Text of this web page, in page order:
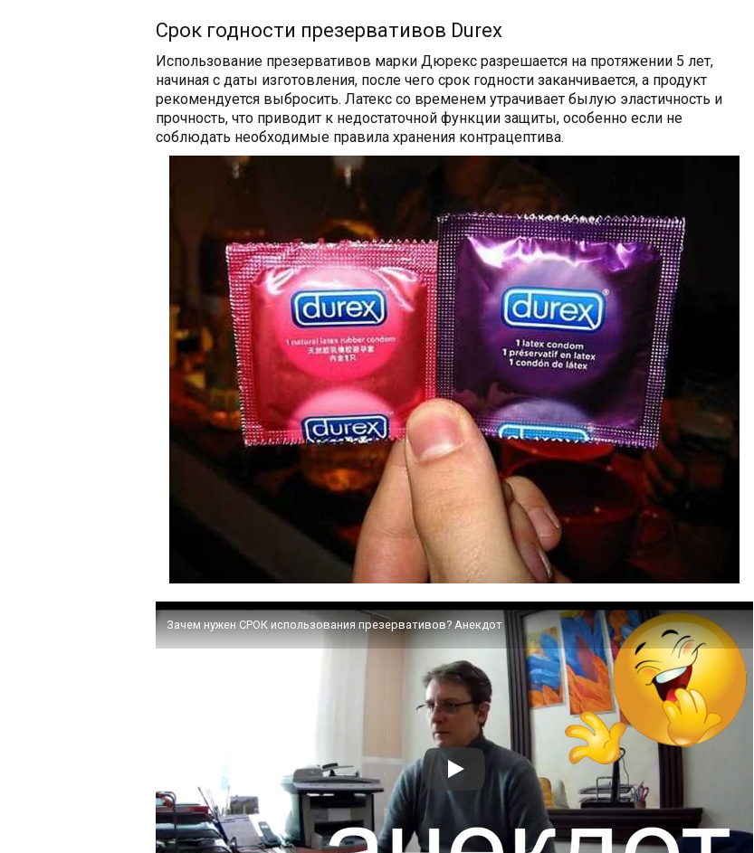
Срок годности презервативов Durex
Использование презервативов марки Дюрекс разрешается на протяжении 5 лет,
начиная с даты изготовления, после чего срок годности заканчивается, а продукт
рекомендуется выбросить. Латекс со временем утрачивает былую эластичность и
прочность, что приводит к недостаточной функции защиты, особенно если не
соблюдать необходимые правила хранения контрацептива.
Зачем нужен СРОК использования презервативов? Анекдот